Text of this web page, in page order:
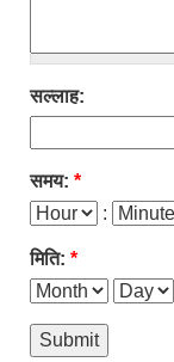
सल्लाह:
समय: *
Hour
: Minute
मिति: *
Month
Day